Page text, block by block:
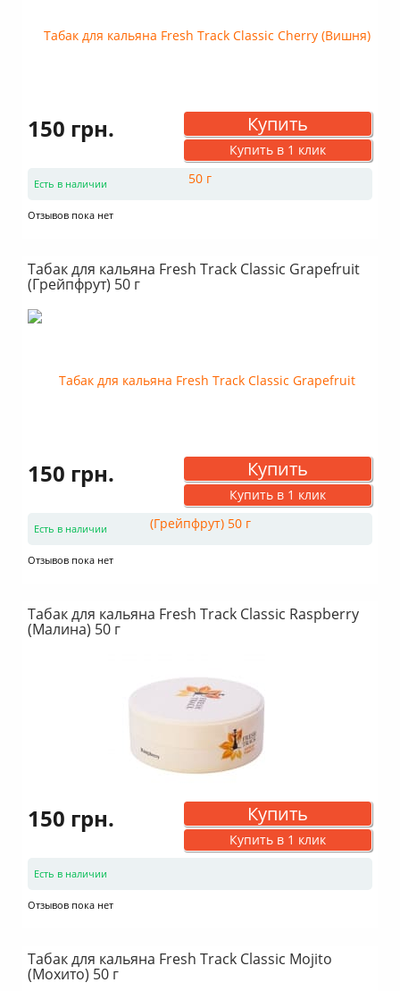
150 грн. Купить
Купить в 1 клик
Есть в наличии
Отзывов пока нет
Табак для кальяна Fresh Track Classic Grapefruit
(Грейпфрут) 50 г
150 грн. Купить
Купить в 1 клик
Есть в наличии
Отзывов пока нет
Табак для кальяна Fresh Track Classic Raspberry
(Малина) 50 г
150 грн. Купить
Купить в 1 клик
Есть в наличии
Отзывов пока нет
Табак для кальяна Fresh Track Classic Mojito
(Мохито) 50 г